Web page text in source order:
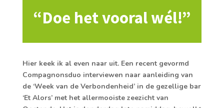
“Doe het vooral wél!”
Hier keek ik al even naar uit. Een recent gevormd
Compagnonsduo interviewen naar aanleiding van
de ‘Week van de Verbondenheid’ in de gezellige bar
‘Et Alors’ met het allermooiste zeezicht van